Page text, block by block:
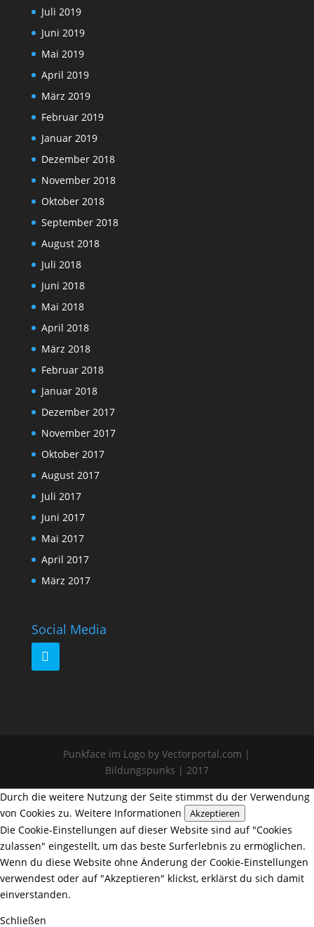
Juli 2019
Juni 2019
Mai 2019
April 2019
März 2019
Februar 2019
Januar 2019
Dezember 2018
November 2018
Oktober 2018
September 2018
August 2018
Juli 2018
Juni 2018
Mai 2018
April 2018
März 2018
Februar 2018
Januar 2018
Dezember 2017
November 2017
Oktober 2017
August 2017
Juli 2017
Juni 2017
Mai 2017
April 2017
März 2017
Social Media
Punkface im Logo by Vectorportal.com |
Bildungspunks | 2017
Durch die weitere Nutzung der Seite stimmst du der Verwendung
von Cookies zu. Weitere Informationen Akzeptieren
Die Cookie-Einstellungen auf dieser Website sind auf "Cookies
zulassen" eingestellt, um das beste Surferlebnis zu ermöglichen.
Wenn du diese Website ohne Änderung der Cookie-Einstellungen
verwendest oder auf "Akzeptieren" klickst, erklärst du sich damit
einverstanden.
Schließen